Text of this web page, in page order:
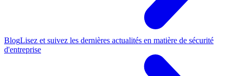
BlogLisez et suivez les dernières actualités en matière de sécurité
d'entreprise